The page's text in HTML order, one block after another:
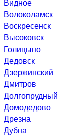
Волоколамск
Воскресенск
Высоковск
Голицыно
Дедовск
Дзержинский
Дмитров
Долгопрудный
Домодедово
Дрезна
Дубна